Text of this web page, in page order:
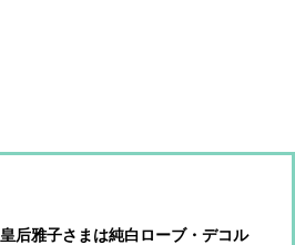
皇后雅子さまは純白ローブ・デコル